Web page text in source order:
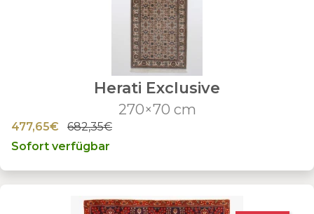
Herati Exclusive
270×70 cm
477,65€
682,35€
Sofort verfügbar